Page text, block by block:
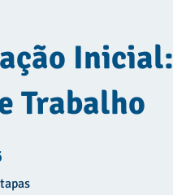
Inicial:
Trabalho
etapas